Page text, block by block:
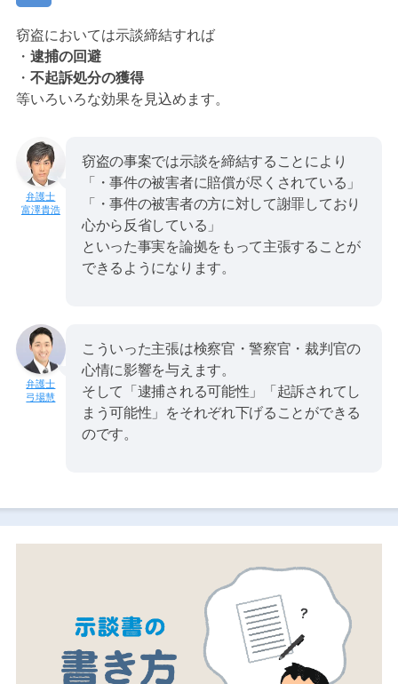
窃盗においては示談締結すれば
・ 逮捕の回避
・ 不起訴処分の獲得
等いろいろな効果を見込めます。
富澤貴浩
窃盗の事案では示談を締結することにより
「・事件の被害者に賠償が尽くされている」
「・事件の被害者の方に対して謝罪しており
心から反省している」
といった事実を論拠をもって主張することが
できるようになります。
弓場慧
こういった主張は検察官・警察官・裁判官の
心情に影響を与えます。
そして「逮捕される可能性」「起訴されてし
まう可能性」をそれぞれ下げることができる
のです。